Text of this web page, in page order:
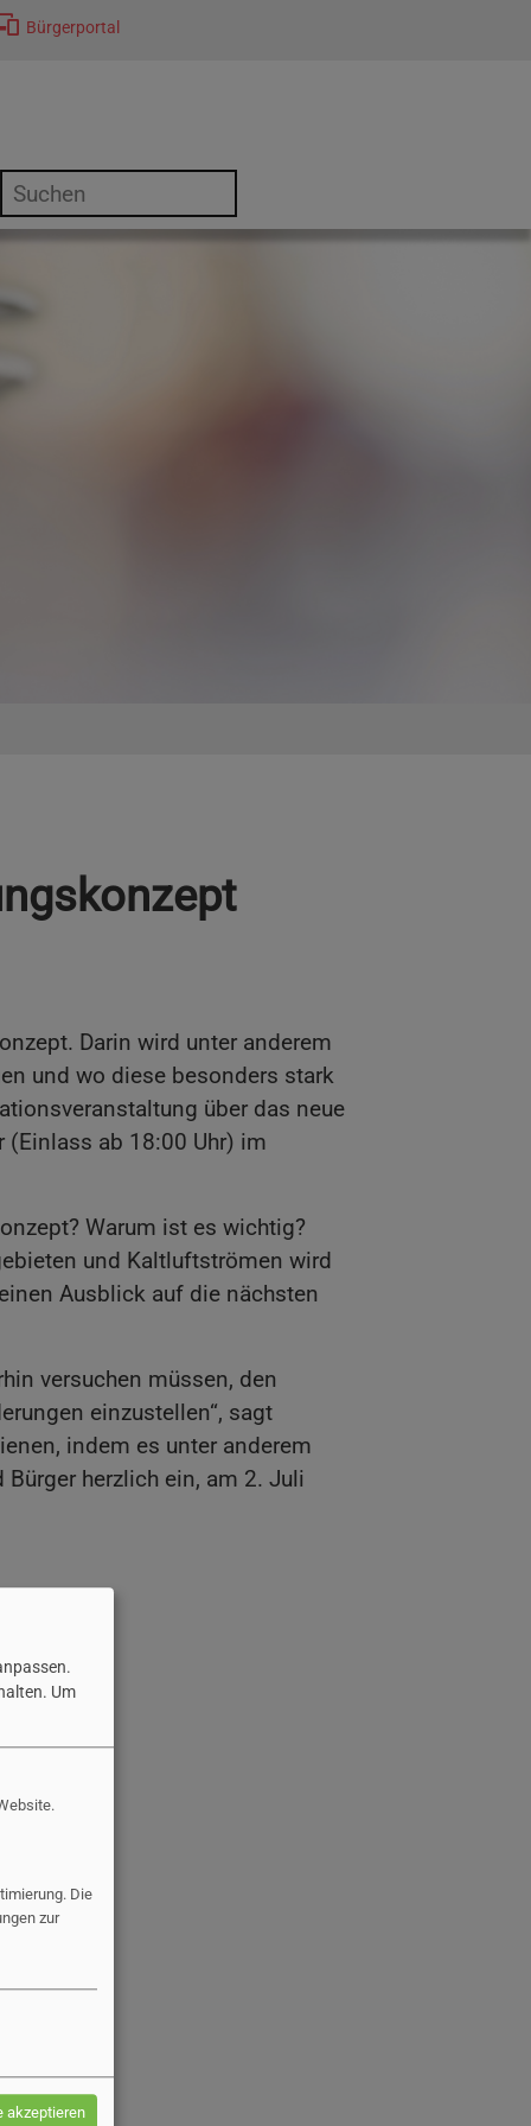
Bürgerportal
"Kultur"
Darin wird unter anderem
und wo diese besonders stark
über das neue
(Einlass ab 18:00 Uhr) im
Warum ist es wichtig?
und Kaltluftströmen wird
Ausblick auf die nächsten
versuchen müssen, den
einzustellen“, sagt
indem es unter anderem
herzlich ein, am 2. Juli
Um
Die
zur
akzeptieren